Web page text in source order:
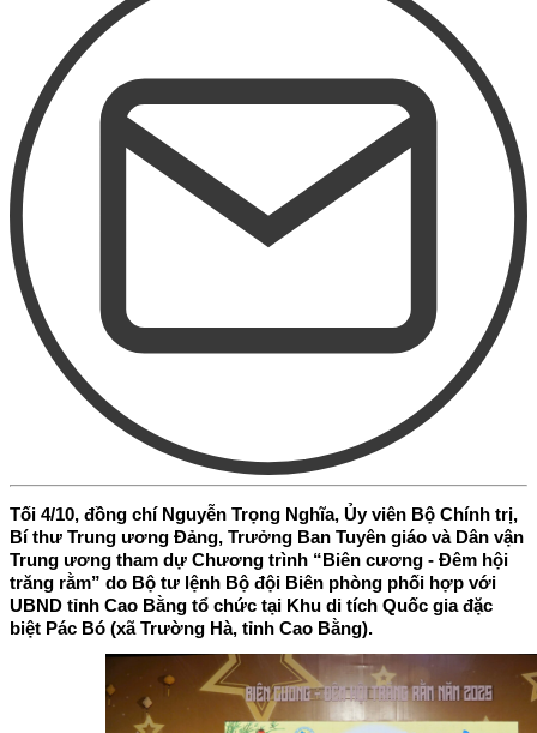
Tối 4/10, đồng chí Nguyễn Trọng Nghĩa, Ủy viên Bộ Chính trị,
Bí thư Trung ương Đảng, Trưởng Ban Tuyên giáo và Dân vận
Trung ương tham dự Chương trình “Biên cương - Đêm hội
trăng rằm” do Bộ tư lệnh Bộ đội Biên phòng phối hợp với
UBND tỉnh Cao Bằng tổ chức tại Khu di tích Quốc gia đặc
biệt Pác Bó (xã Trường Hà, tỉnh Cao Bằng).